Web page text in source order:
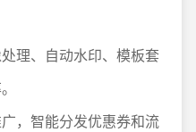
理、自动水印、模板套
，智能分发优惠券和流